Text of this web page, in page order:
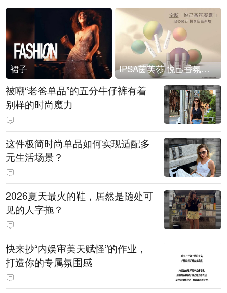
裙子 IPSA茵芙莎 悦己香氛凝露上市
被嘲“老爸单品”的五分牛仔裤有着
别样的时尚魔力
这件极简时尚单品如何实现适配多
元生活场景？
2026夏天最火的鞋，居然是随处可
见的人字拖？
快来抄“内娱审美天赋怪”的作业，
打造你的专属氛围感